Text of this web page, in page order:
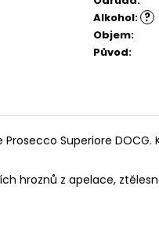
?
Alkohol:
Objem:
Původ:
Superiore
hroznů z apelace,